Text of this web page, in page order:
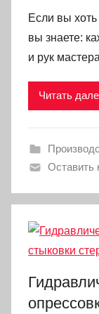
Если вы
вы знаете:
и рук
Читать
Оставить